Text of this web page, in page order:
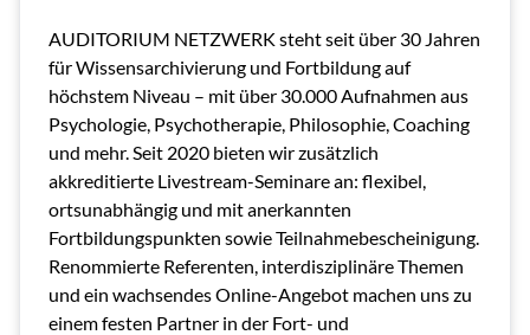
AUDITORIUM NETZWERK steht seit über 30 Jahren
für Wissensarchivierung und Fortbildung auf
höchstem Niveau – mit über 30.000 Aufnahmen aus
Psychologie, Psychotherapie, Philosophie, Coaching
und mehr. Seit 2020 bieten wir zusätzlich
akkreditierte Livestream-Seminare an: flexibel,
ortsunabhängig und mit anerkannten
Fortbildungspunkten sowie Teilnahmebescheinigung.
Renommierte Referenten, interdisziplinäre Themen
und ein wachsendes Online-Angebot machen uns zu
einem festen Partner in der Fort- und